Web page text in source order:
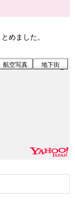
めました。
航空写真 地下街